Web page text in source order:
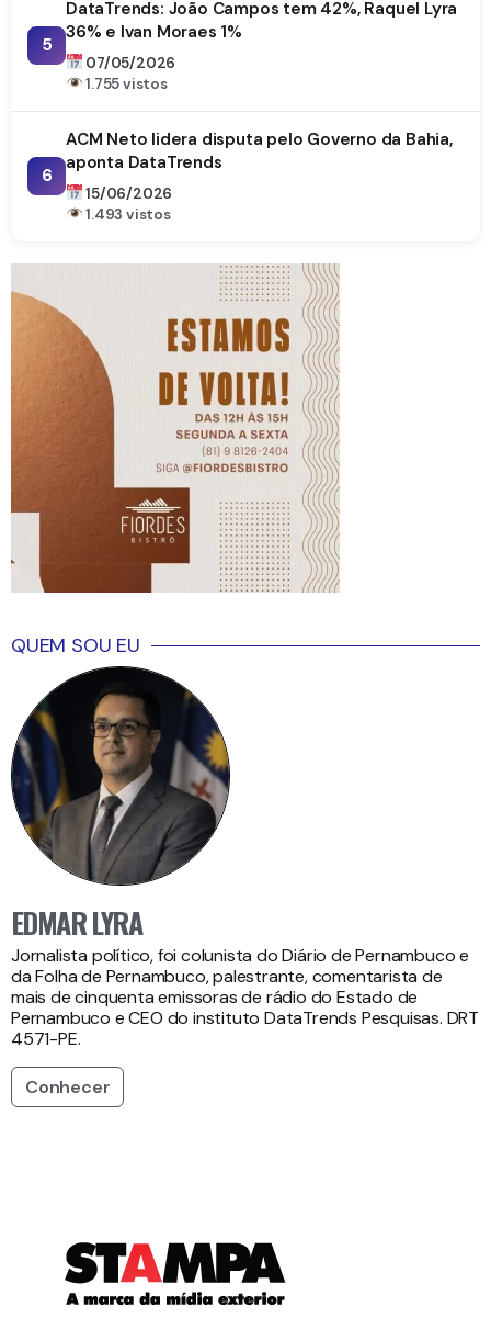
5
DataTrends: João Campos tem 42%, Raquel Lyra
36% e Ivan Moraes 1%
07/05/2026
1.755 vistos
6
ACM Neto lidera disputa pelo Governo da Bahia,
aponta DataTrends
15/06/2026
1.493 vistos
QUEM SOU EU
EDMAR LYRA
Jornalista político, foi colunista do Diário de Pernambuco e
da Folha de Pernambuco, palestrante, comentarista de
mais de cinquenta emissoras de rádio do Estado de
Pernambuco e CEO do instituto DataTrends Pesquisas. DRT
4571-PE.
Conhecer